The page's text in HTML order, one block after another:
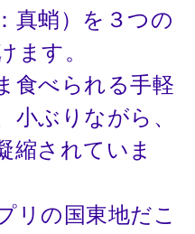
真蛸）を３つの
ます。
食べられる手軽
小ぶりながら、
縮されていま
リの国東地だこ